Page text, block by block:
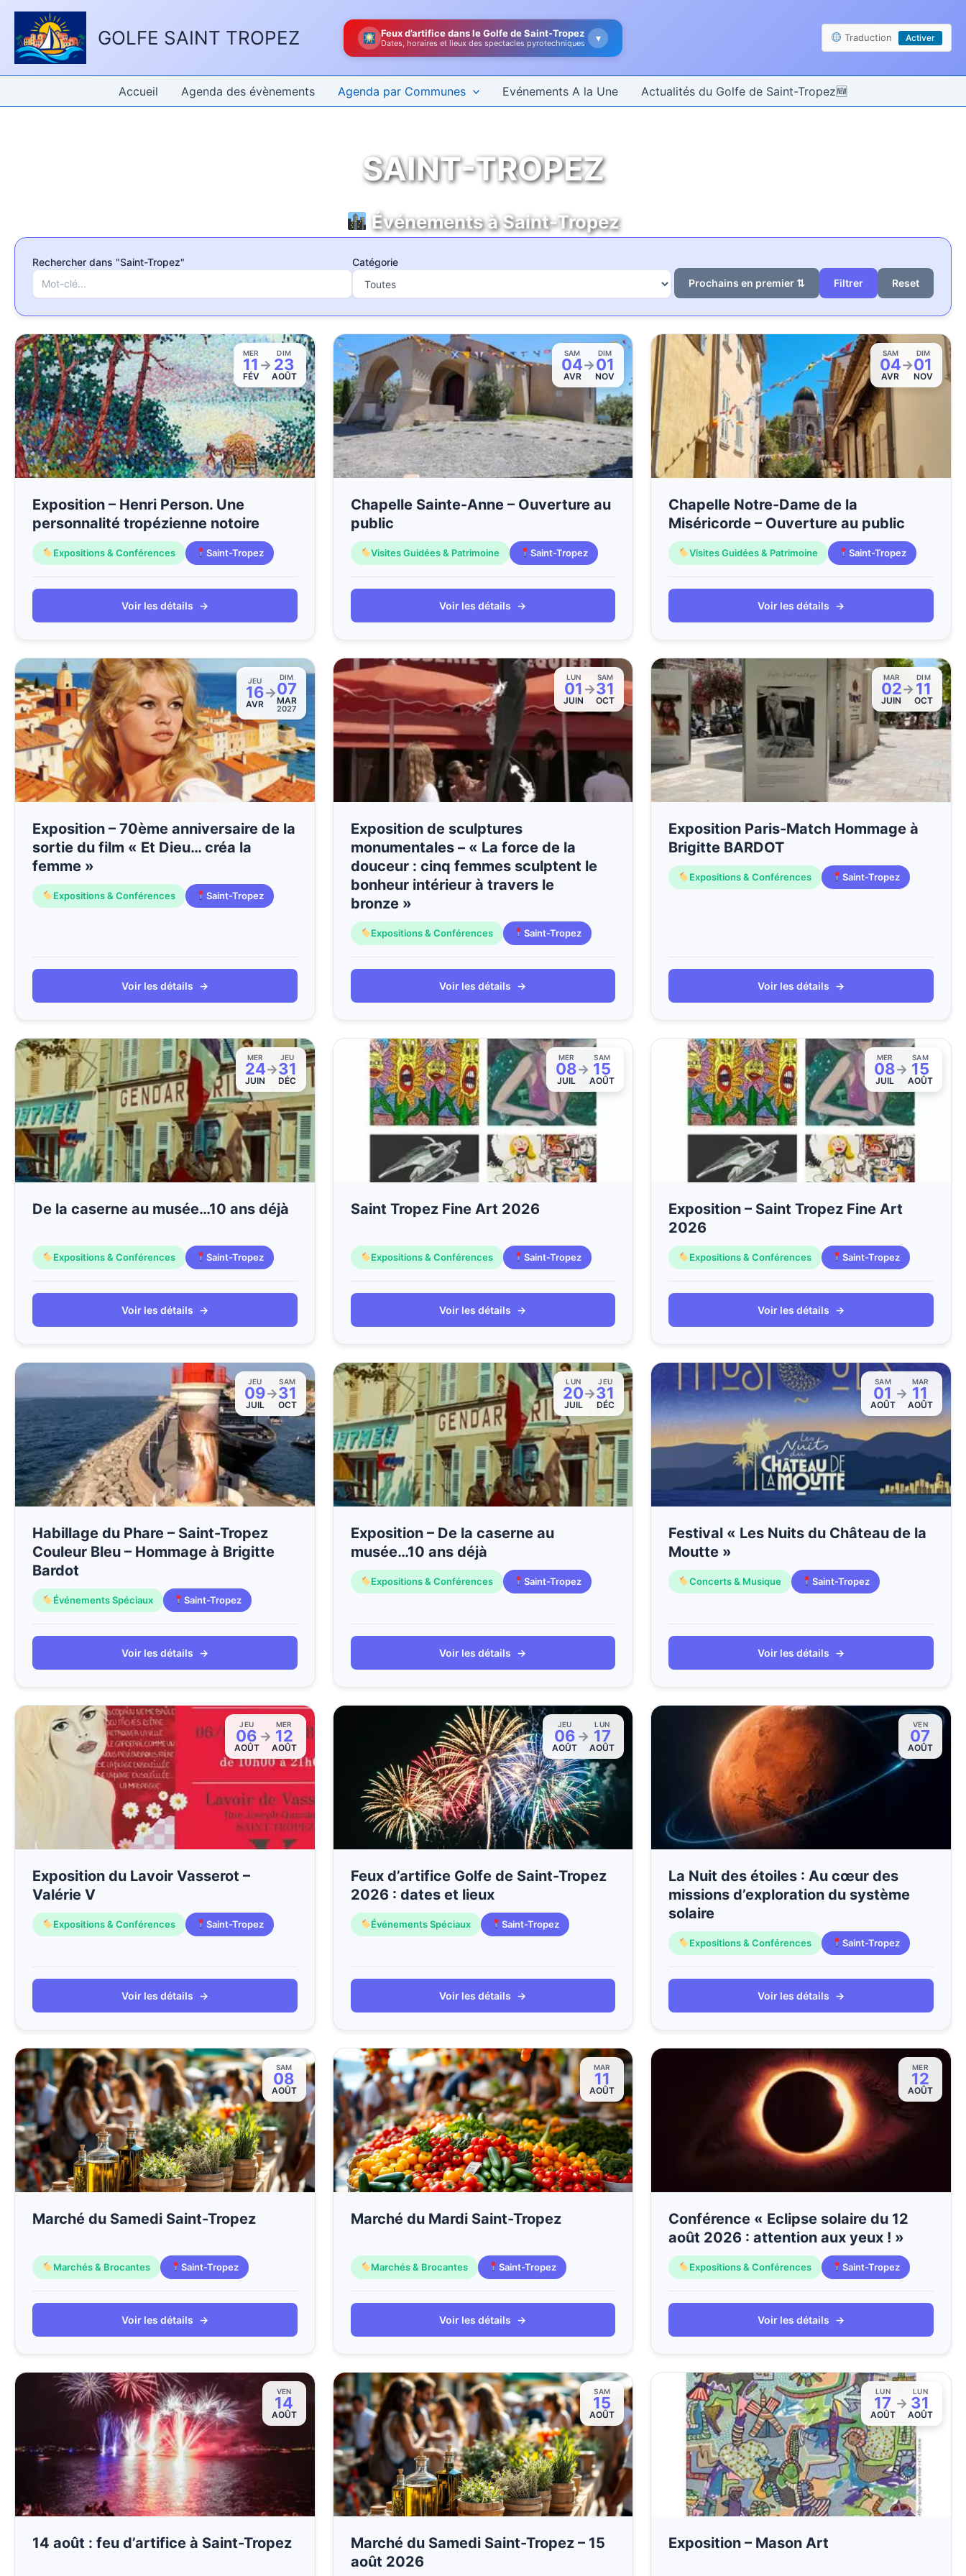
Panneau de gestion des cookies
Aller
contenu
GOLFE SAINT TROPEZ Feux d’artifice dans le Golfe de Saint-Tropez
Dates, horaires et lieux des spectacles pyrotechniques ▾ Traduction Activer
Accueil Agenda des évènements Agenda par Communes Evénements A la Une Actualités du Golfe de Saint-Tropez
SAINT-TROPEZ
Événements à Saint-Tropez
Rechercher dans "Saint-Tropez"
Catégorie
Prochains en premier ⇅
Reset
MER
11
FÉV
→
DIM
23
AOÛT
Exposition – Henri Person. Une
personnalité tropézienne notoire
Expositions & Conférences Saint-Tropez
Voir les détails →
SAM
04
AVR
→
DIM
01
NOV
Chapelle Sainte-Anne – Ouverture au
public
Visites Guidées & Patrimoine Saint-Tropez
Voir les détails →
SAM
04
AVR
→
DIM
01
NOV
Chapelle Notre-Dame de la
Miséricorde – Ouverture au public
Visites Guidées & Patrimoine Saint-Tropez
Voir les détails →
JEU
16
AVR
→
DIM
07
MAR
2027
Exposition – 70ème anniversaire de la
sortie du film « Et Dieu… créa la
femme »
Expositions & Conférences Saint-Tropez
Voir les détails →
LUN
01
JUIN
→
SAM
31
OCT
Exposition de sculptures
monumentales – « La force de la
douceur : cinq femmes sculptent le
bonheur intérieur à travers le
bronze »
Expositions & Conférences Saint-Tropez
Voir les détails →
MAR
02
JUIN
→
DIM
11
OCT
Exposition Paris-Match Hommage à
Brigitte BARDOT
Expositions & Conférences Saint-Tropez
Voir les détails →
MER
24
JUIN
→
JEU
31
DÉC
De la caserne au musée…10 ans déjà
Expositions & Conférences Saint-Tropez
Voir les détails →
MER
08
JUIL
→
SAM
15
AOÛT
Saint Tropez Fine Art 2026
Expositions & Conférences Saint-Tropez
Voir les détails →
MER
08
JUIL
→
SAM
15
AOÛT
Exposition – Saint Tropez Fine Art
2026
Expositions & Conférences Saint-Tropez
Voir les détails →
JEU
09
JUIL
→
SAM
31
OCT
Habillage du Phare – Saint-Tropez
Couleur Bleu – Hommage à Brigitte
Bardot
Événements Spéciaux Saint-Tropez
Voir les détails →
LUN
20
JUIL
→
JEU
31
DÉC
Exposition – De la caserne au
musée…10 ans déjà
Expositions & Conférences Saint-Tropez
Voir les détails →
SAM
01
AOÛT
→
MAR
11
AOÛT
Festival « Les Nuits du Château de la
Moutte »
Concerts & Musique Saint-Tropez
Voir les détails →
JEU
06
AOÛT
→
MER
12
AOÛT
Exposition du Lavoir Vasserot –
Valérie V
Expositions & Conférences Saint-Tropez
Voir les détails →
JEU
06
AOÛT
→
LUN
17
AOÛT
Feux d’artifice Golfe de Saint-Tropez
2026 : dates et lieux
Événements Spéciaux Saint-Tropez
Voir les détails →
VEN
07
AOÛT
La Nuit des étoiles : Au cœur des
missions d’exploration du système
solaire
Expositions & Conférences Saint-Tropez
Voir les détails →
SAM
08
AOÛT
Marché du Samedi Saint-Tropez
Marchés & Brocantes Saint-Tropez
Voir les détails →
MAR
11
AOÛT
Marché du Mardi Saint-Tropez
Marchés & Brocantes Saint-Tropez
Voir les détails →
MER
12
AOÛT
Conférence « Eclipse solaire du 12
août 2026 : attention aux yeux ! »
Expositions & Conférences Saint-Tropez
Voir les détails →
VEN
14
AOÛT
14 août : feu d’artifice à Saint-Tropez
SAM
15
AOÛT
Marché du Samedi Saint-Tropez – 15
août 2026
LUN
17
AOÛT
→
LUN
31
AOÛT
Exposition – Mason Art